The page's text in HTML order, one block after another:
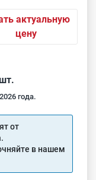
актуальную
цену
года.
от
в нашем